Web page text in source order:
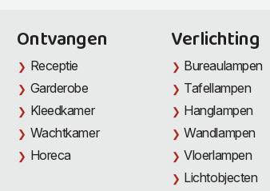
Ontvangen
Receptie
Garderobe
Kleedkamer
Wachtkamer
Horeca
Verlichting
Bureaulampen
Tafellampen
Hanglampen
Wandlampen
Vloerlampen
Lichtobjecten